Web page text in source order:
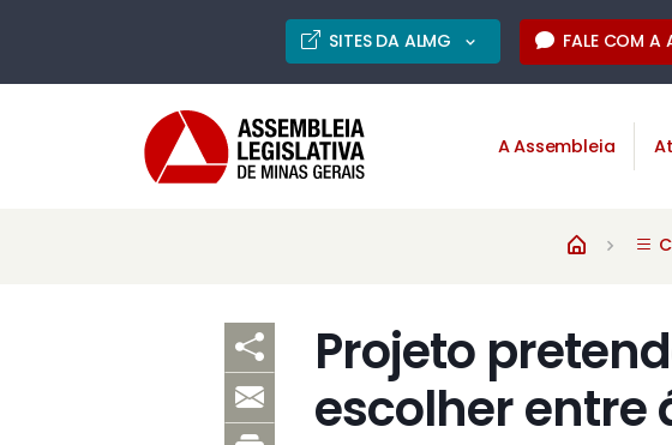
SITES DA ALMG FALE COM A
A Assembleia
Projeto
escolher entre